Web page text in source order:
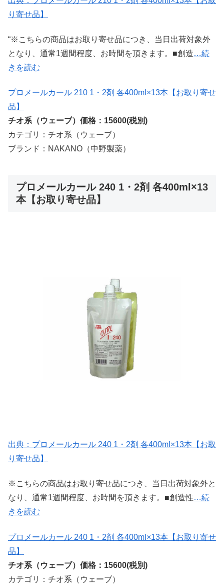
り寄せ品】
“※こちらの商品はお取り寄せ品につき、当日出荷対象外
となり、通常1週間程度、お時間を頂きます。■創造…続
きを読む
プロメールカール 210 1・2剤 各400ml×13本【お取り寄せ
品】
チオ系（ウェーブ）価格：15600(税別)
カテゴリ：チオ系（ウェーブ）
ブランド：NAKANO（中野製薬）
プロメールカール 240 1・2剤 各400ml×13
本【お取り寄せ品】
出典：プロメールカール 240 1・2剤 各400ml×13本【お取
り寄せ品】
※こちらの商品はお取り寄せ品につき、当日出荷対象外と
なり、通常1週間程度、お時間を頂きます。■創造性…続
きを読む
プロメールカール 240 1・2剤 各400ml×13本【お取り寄せ
品】
チオ系（ウェーブ）価格：15600(税別)
カテゴリ：チオ系（ウェーブ）